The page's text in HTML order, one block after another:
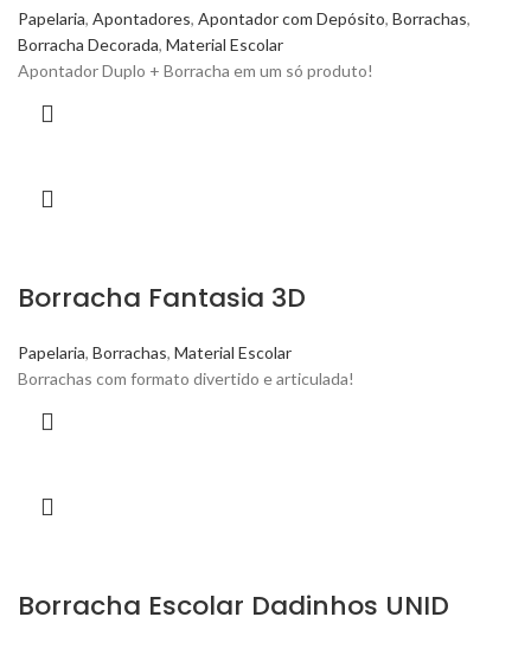
Papelaria, Apontadores, Apontador com Depósito, Borrachas,
Borracha Decorada, Material Escolar
Apontador Duplo + Borracha em um só produto!
Borracha Fantasia 3D
Papelaria, Borrachas, Material Escolar
Borrachas com formato divertido e articulada!
Borracha Escolar Dadinhos UNID